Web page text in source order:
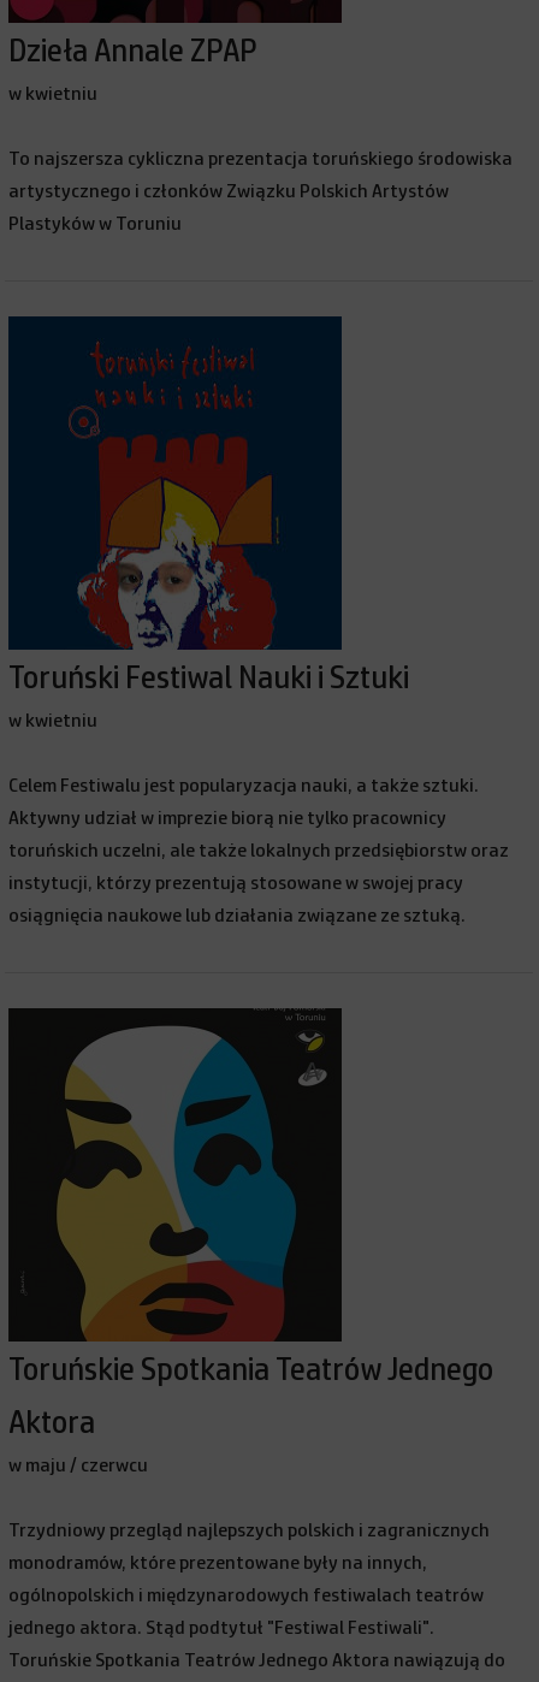
Dzieła Annale ZPAP
w kwietniu
To najszersza cykliczna prezentacja toruńskiego środowiska
artystycznego i członków Związku Polskich Artystów
Plastyków w Toruniu
Toruński Festiwal Nauki i Sztuki
w kwietniu
Celem Festiwalu jest popularyzacja nauki, a także sztuki.
Aktywny udział w imprezie biorą nie tylko pracownicy
toruńskich uczelni, ale także lokalnych przedsiębiorstw oraz
instytucji, którzy prezentują stosowane w swojej pracy
osiągnięcia naukowe lub działania związane ze sztuką.
Toruńskie Spotkania Teatrów Jednego
Aktora
w maju / czerwcu
Trzydniowy przegląd najlepszych polskich i zagranicznych
monodramów, które prezentowane były na innych,
ogólnopolskich i międzynarodowych festiwalach teatrów
jednego aktora. Stąd podtytuł "Festiwal Festiwali".
Toruńskie Spotkania Teatrów Jednego Aktora nawiązują do